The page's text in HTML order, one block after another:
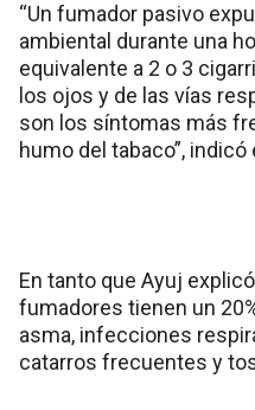
“Un fumador pasivo
ambiental durante una
equivalente a 2 o 3
los ojos y de las vías
son los síntomas más
humo del tabaco”,
En tanto que Ayuj
fumadores tienen un
asma, infecciones
catarros frecuentes y